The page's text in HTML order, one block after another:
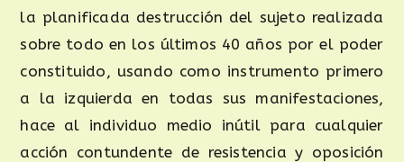
la planificada destrucción del sujeto realizada
sobre todo en los últimos 40 años por el poder
constituido, usando como instrumento primero
a la izquierda en todas sus manifestaciones,
hace al individuo medio inútil para cualquier
acción contundente de resistencia y oposición